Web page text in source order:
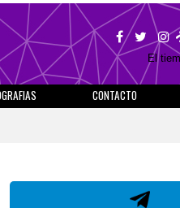
El
CONTACTO